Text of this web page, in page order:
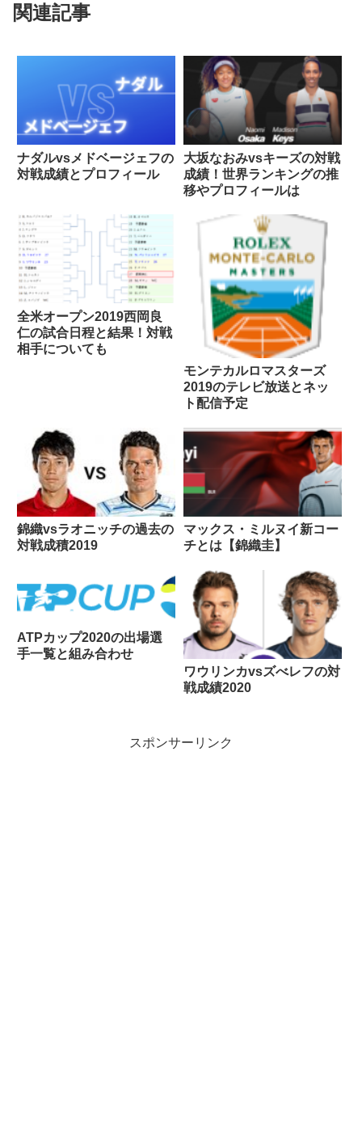
関連記事
ナダルvsメドベージェフの
対戦成績とプロフィール
大坂なおみvsキーズの対戦
成績！世界ランキングの推
移やプロフィールは
全米オープン2019西岡良
仁の試合日程と結果！対戦
相手についても
モンテカルロマスターズ
2019のテレビ放送とネッ
ト配信予定
錦織vsラオニッチの過去の
対戦成積2019
マックス・ミルヌイ新コー
チとは【錦織圭】
ATPカップ2020の出場選
手一覧と組み合わせ
ワウリンカvsズべレフの対
戦成績2020
スポンサーリンク